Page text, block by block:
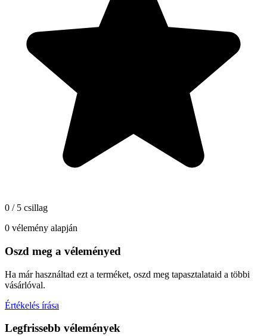
0 / 5 csillag
0 vélemény alapján
Oszd meg a véleményed
Ha már használtad ezt a terméket, oszd meg tapasztalataid a többi
vásárlóval.
Értékelés írása
Legfrissebb vélemények